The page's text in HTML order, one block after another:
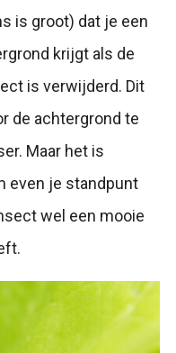
is groot) dat je een
krijgt als de
is verwijderd. Dit
de achtergrond te
Maar het is
even je standpunt
wel een mooie